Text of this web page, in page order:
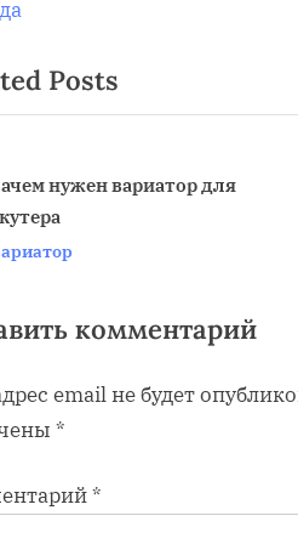
Posts
нужен вариатор для
комментарий
email не будет
*
*